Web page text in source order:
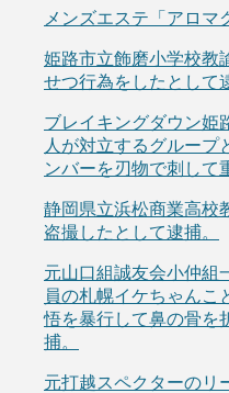
メンズエステ「アロマ
姫路市立飾磨小学校教
せつ行為をしたとして
ブレイキングダウン姫
人が対立するグループ
ンバーを刃物で刺して
静岡県立浜松商業高校
盗撮したとして逮捕。
元山口組誠友会小仲組
員の札幌イケちゃんこ
悟を暴行して鼻の骨を
捕。
元打越スペクターのリ